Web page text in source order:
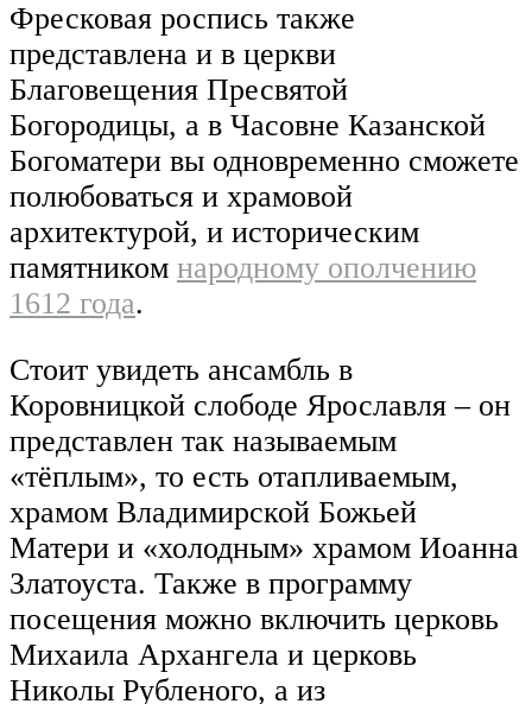
Фресковая роспись также
представлена и в церкви
Благовещения Пресвятой
Богородицы, а в Часовне Казанской
Богоматери вы одновременно сможете
полюбоваться и храмовой
архитектурой, и историческим
памятником народному ополчению
1612 года.
Стоит увидеть ансамбль в
Коровницкой слободе Ярославля – он
представлен так называемым
«тёплым», то есть отапливаемым,
храмом Владимирской Божьей
Матери и «холодным» храмом Иоанна
Златоуста. Также в программу
посещения можно включить церковь
Михаила Архангела и церковь
Николы Рубленого, а из